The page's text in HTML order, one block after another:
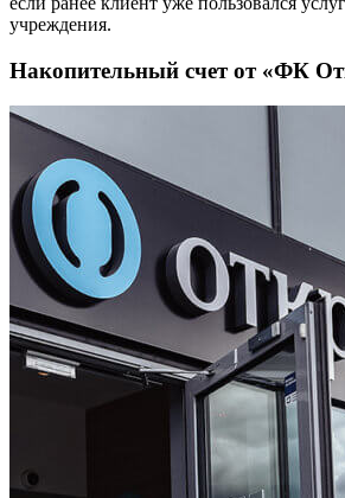
учреждения.
Накопительный счет от «ФК